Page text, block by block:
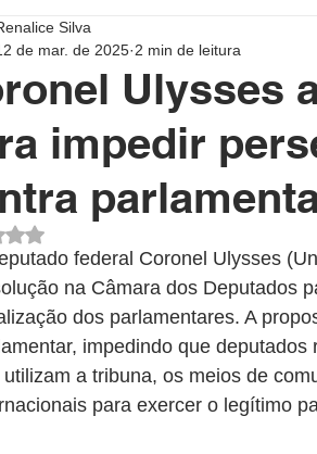
Eleições
Político Destaque Político
no Acre Política Brasil e
Economia FUXICO NO
Ulysses
impedir
Silva
de mar. de 2025 2 min de leitura
com NaN de 5 estrelas.
federal Coronel Ulysses
na Câmara dos Deputados
dos parlamentares. A
impedindo que
utilizam a tribuna, os meios de
para exercer o legítimo